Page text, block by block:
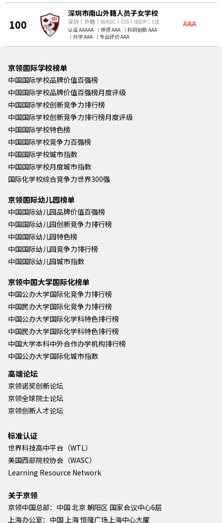
100
深圳市南山外籍人员子女学校
深圳 ｜外籍 ｜WASC ｜ CIS ｜ IBDP ｜ CIE
认证 AAAAA ｜ 师资 AAA ｜科研创新 AAA
｜升学 AAA ｜专业评价 AAA
AAA
京领国际学校榜单
中国国际学校品牌价值百强榜
中国国际学校品牌价值百强榜月度评级
中国国际学校创新竞争力排行榜
中国国际学校创新竞争力排行榜月度评级
中国国际学校特色榜
中国国际学校竞争力百强榜
中国国际学校城市指数
中国国际学校月度城市指数
国际化学校综合竞争力世界300强
京领国际幼儿园榜单
中国国际幼儿园品牌价值百强榜
中国国际幼儿园创新竞争力排行榜
中国国际幼儿园特色榜
中国国际幼儿园竞争力排行榜
中国国际幼儿园城市指数
京领中国大学国际化榜单
中国公办大学国际化竞争力排行榜
中国民办大学国际化竞争力排行榜
中国公办大学国际化学科特色排行榜
中国民办大学国际化学科特色排行榜
中国大学本科中外合作办学机构排行榜
中国公办大学国际化城市指数
高端论坛
京领诺奖创新论坛
京领全球院士论坛
京领创新人才论坛
标准认证
世界科技高中平台（WTL）
美国西部院校协会（WASC）
Learning Resource Network
关于京领
京领中国总部：中国 北京 朝阳区 国家会议中心6层
上海办公室：中国 上海 恒隆广场上海中心大厦